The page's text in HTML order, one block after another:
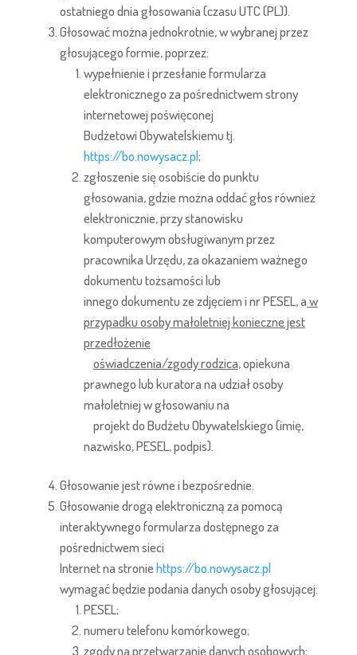
ostatniego dnia głosowania (czasu UTC (PL)).
Głosować można jednokrotnie, w wybranej przez
głosującego formie, poprzez:
wypełnienie i przesłanie formularza
elektronicznego za pośrednictwem strony
internetowej poświęconej
Budżetowi Obywatelskiemu tj.
https://bo.nowysacz.pl;
zgłoszenie się osobiście do punktu
głosowania, gdzie można oddać głos również
elektronicznie, przy stanowisku
komputerowym obsługiwanym przez
pracownika Urzędu, za okazaniem ważnego
dokumentu tożsamości lub
innego dokumentu ze zdjęciem i nr PESEL, aw
przypadku osoby małoletniej konieczne jest
przedłożenie
oświadczenia/zgody rodzica, opiekuna
prawnego lub kuratora na udział osoby
małoletniej w głosowaniu na
projekt do Budżetu Obywatelskiego (imię,
nazwisko, PESEL, podpis).
Głosowanie jest równe i bezpośrednie.
Głosowanie drogą elektroniczną za pomocą
interaktywnego formularza dostępnego za
pośrednictwem sieci
Internet na stroniehttps://bo.nowysacz.pl
wymagać będzie podania danych osoby głosującej:
PESEL;
numeru telefonu komórkowego;
zgody na przetwarzanie danych osobowych;